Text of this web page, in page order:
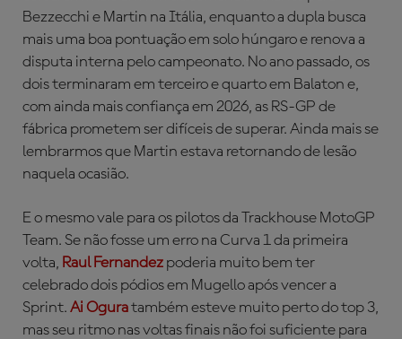
Bezzecchi e Martin na Itália, enquanto a dupla busca
mais uma boa pontuação em solo húngaro e renova a
disputa interna pelo campeonato. No ano passado, os
dois terminaram em terceiro e quarto em Balaton e,
com ainda mais confiança em 2026, as RS-GP de
fábrica prometem ser difíceis de superar. Ainda mais se
lembrarmos que Martin estava retornando de lesão
naquela ocasião.
E o mesmo vale para os pilotos da Trackhouse MotoGP
Team. Se não fosse um erro na Curva 1 da primeira
volta, Raul Fernandez poderia muito bem ter
celebrado dois pódios em Mugello após vencer a
Sprint. Ai Oguratambém esteve muito perto do top 3,
mas seu ritmo nas voltas finais não foi suficiente para